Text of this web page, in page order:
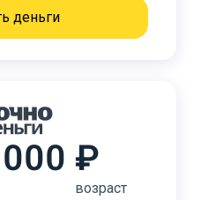
деньги
₽
возраст